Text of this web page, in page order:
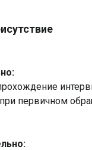
первичном